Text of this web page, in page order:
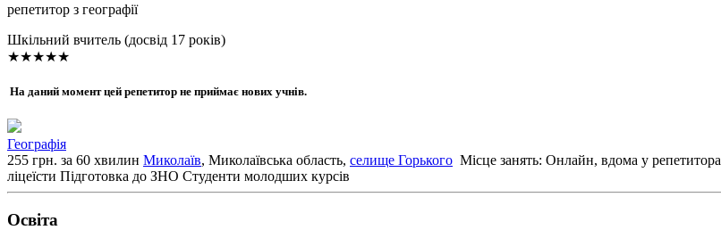
репетитор з географії
Шкільний вчитель (досвід 17 років)
★★★★★
На даний момент цей репетитор не приймає нових учнів.
Географія
255 грн. за 60 хвилин Миколаїв, Миколаївська область, селище Горького Місце занять: Онлайн, вдома у репетитора
ліцеїсти Підготовка до ЗНО Студенти молодших курсів
Освiта